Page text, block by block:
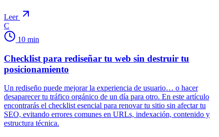
Leer
C
10 min
Checklist para rediseñar tu web sin destruir tu
posicionamiento
Un rediseño puede mejorar la experiencia de usuario… o hacer
desaparecer tu tráfico orgánico de un día para otro. En este artículo
encontrarás el checklist esencial para renovar tu sitio sin afectar tu
SEO, evitando errores comunes en URLs, indexación, contenido y
estructura técnica.